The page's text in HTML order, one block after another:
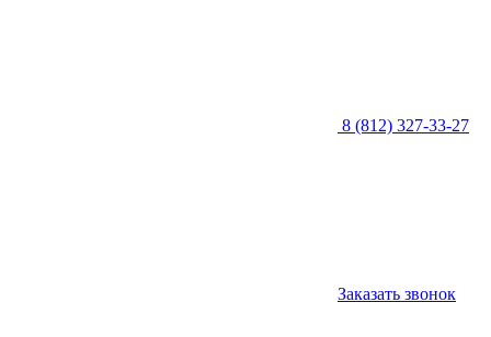
8 (812) 327-33-27
Заказать звонок